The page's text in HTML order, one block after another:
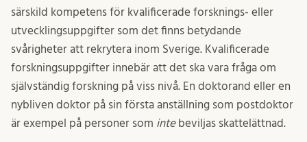
särskild kompetens för kvalificerade forsknings- eller
utvecklingsuppgifter som det finns betydande
svårigheter att rekrytera inom Sverige. Kvalificerade
forskningsuppgifter innebär att det ska vara fråga om
självständig forskning på viss nivå. En doktorand eller en
nybliven doktor på sin första anställning som postdoktor
är exempel på personer som intebeviljas skattelättnad.